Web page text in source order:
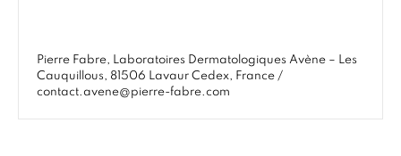
Pierre Fabre, Laboratoires Dermatologiques Avène – Les
Cauquillous, 81506 Lavaur Cedex, France /
contact.avene@pierre-fabre.com